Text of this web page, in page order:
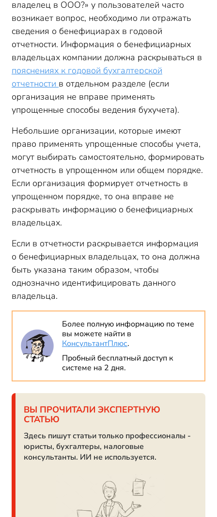
владелец в ООО?» у пользователей часто
возникает вопрос, необходимо ли отражать
сведения о бенефициарах в годовой
отчетности. Информация о бенефициарных
владельцах компании должна раскрываться в
пояснениях к годовой бухгалтерской
отчетности в отдельном разделе (если
организация не вправе применять
упрощенные способы ведения бухучета).
Небольшие организации, которые имеют
право применять упрощенные способы учета,
могут выбирать самостоятельно, формировать
отчетность в упрощенном или общем порядке.
Если организация формирует отчетность в
упрощенном порядке, то она вправе не
раскрывать информацию о бенефициарных
владельцах.
Если в отчетности раскрывается информация
о бенефициарных владельцах, то она должна
быть указана таким образом, чтобы
однозначно идентифицировать данного
владельца.
Более полную информацию по теме
вы можете найти в
КонсультантПлюс.
Пробный бесплатный доступ к
системе на 2 дня.
ВЫ ПРОЧИТАЛИ ЭКСПЕРТНУЮ
СТАТЬЮ
Здесь пишут статьи только профессионалы -
юристы, бухгалтеры, налоговые
консультанты. ИИ не используется.